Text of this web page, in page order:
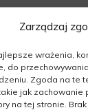
Zarządzaj
wrażenia,
do
Zgoda na te
jak zachowanie
na tej stronie.
Uroczystość
na cmentarzu
w
7, 66-